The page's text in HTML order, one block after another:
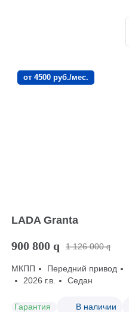
от 4500 руб./мес.
LADA Granta
900 800 q 1 126 000 q
МКПП Передний привод
2026 г.в.
Седан
Гарантия В наличии